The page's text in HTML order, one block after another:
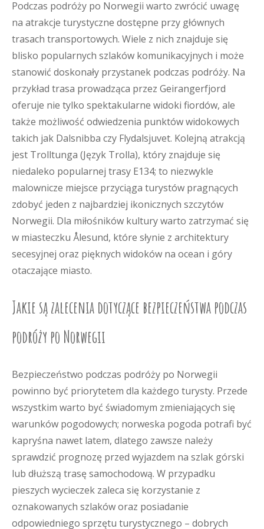
Podczas podróży po Norwegii warto zwrócić uwagę
na atrakcje turystyczne dostępne przy głównych
trasach transportowych. Wiele z nich znajduje się
blisko popularnych szlaków komunikacyjnych i może
stanowić doskonały przystanek podczas podróży. Na
przykład trasa prowadząca przez Geirangerfjord
oferuje nie tylko spektakularne widoki fiordów, ale
także możliwość odwiedzenia punktów widokowych
takich jak Dalsnibba czy Flydalsjuvet. Kolejną atrakcją
jest Trolltunga (Język Trolla), który znajduje się
niedaleko popularnej trasy E134; to niezwykle
malownicze miejsce przyciąga turystów pragnących
zdobyć jeden z najbardziej ikonicznych szczytów
Norwegii. Dla miłośników kultury warto zatrzymać się
w miasteczku Ålesund, które słynie z architektury
secesyjnej oraz pięknych widoków na ocean i góry
otaczające miasto.
Jakie są zalecenia dotyczące bezpieczeństwa podczas
podróży po Norwegii
Bezpieczeństwo podczas podróży po Norwegii
powinno być priorytetem dla każdego turysty. Przede
wszystkim warto być świadomym zmieniających się
warunków pogodowych; norweska pogoda potrafi być
kapryśna nawet latem, dlatego zawsze należy
sprawdzić prognozę przed wyjazdem na szlak górski
lub dłuższą trasę samochodową. W przypadku
pieszych wycieczek zaleca się korzystanie z
oznakowanych szlaków oraz posiadanie
odpowiedniego sprzętu turystycznego – dobrych